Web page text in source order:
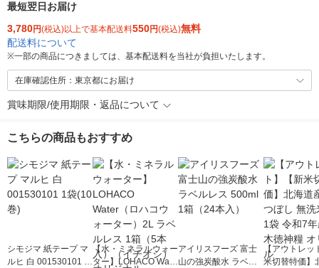
最短翌日お届け
3,780円(税込)以上で基本配送料550円(税込)無料
配送料について
※一部の商品につきましては、基本配送料を当社が負担いたします。
在庫確認住所：東京都にお届け
賞味期限/使用期限・返品について
こちらの商品もおすすめ
シモジマ 紙テープ マ
ルヒ 白 001530101 1
【水・ミネラルウォー
ター】LOHACO Wate
アイリスフーズ 富士
山の強炭酸水 ラベル
【アウトレッ
米切替特価】